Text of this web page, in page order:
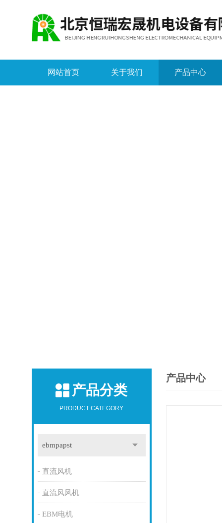
网站首页 关于我们 产品中心
产品分类
PRODUCT CATEGORY
ebmpapst
直流风机
直流风风机
EBM电机
产品中心